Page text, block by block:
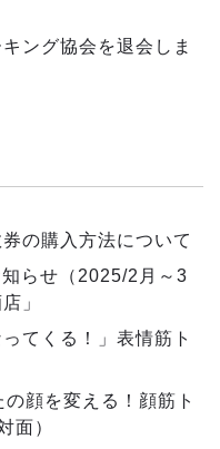
ング協会を退会しま
の購入方法について
らせ（2025/2月～3
」
てくる！」表情筋ト
顔を変える！顔筋ト
面）